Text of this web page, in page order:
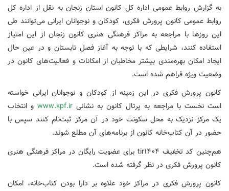
به گزارش روابط عمومی اداره کل کانون استان زنجان به نقل از اداره کل
روابط عمومی کانون پرورش فکری، کودکان و نوجوانان ایرانی می‌توانند طی
این روزها با مراجعه به مراکز فرهنگی هنری کانون زنجان از این امتیاز
استفاده کنند، شرایطی که با توجه به آغاز فصل تابستان و در عین حال
ایجاد امکان بهره‌مندی بیشتر مخاطبان از امکانات و فعالیت‌های کانون در
وضعیت ویژه فراهم شده است.
کانون پرورش فکری در این زمینه از کودکان و نوجوانان ایرانی خواسته
است نخست با مراجعه به پرتال کانون به نشانی www.kpf.ir و انتخاب
یک مرکز نزدیک به محل سکونت خود در آن مرکز ثبت‌نام کنند سپس با
حضور در آن کتاب‌خانه کانون از برنامه‌های آن مطلع شوند.
هم‌چنین کد تخفیف tir۱۴۰۴ برای عضویت رایگان در مراکز فرهنگی هنری
کانون پرورش فکری در نظر گرفته شده است.
کانون پرورش فکری در مراکز خود علاوه بر دارا بودن کتاب‌خانه، امکان